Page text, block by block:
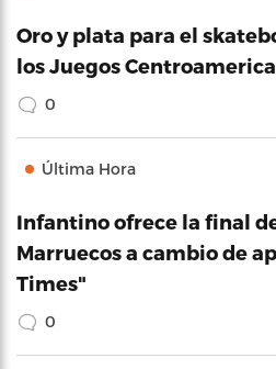
Oro y plata para el
los Juegos
0
Última Hora
Infantino ofrece la final
Marruecos a cambio de
Times"
0